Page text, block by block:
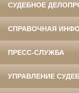
СУДЕБНОЕ
СПРАВОЧНАЯ
ПРЕСС-СЛУЖБА
УПРАВЛЕНИЕ